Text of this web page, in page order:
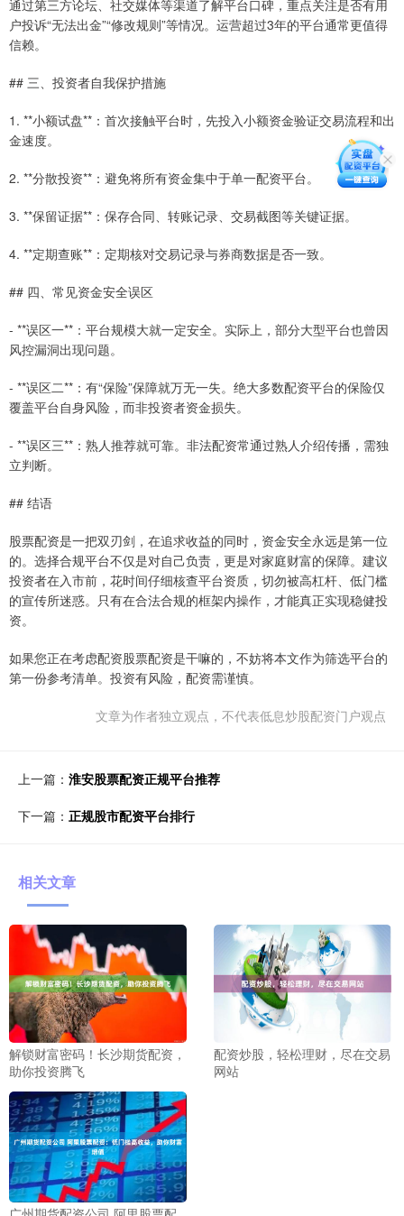
通过第三方论坛、社交媒体等渠道了解平台口碑，重点关注是否有用
户投诉“无法出金”“修改规则”等情况。运营超过3年的平台通常更值得
信赖。
## 三、投资者自我保护措施
1. **小额试盘**：首次接触平台时，先投入小额资金验证交易流程和出
金速度。
2. **分散投资**：避免将所有资金集中于单一配资平台。
3. **保留证据**：保存合同、转账记录、交易截图等关键证据。
4. **定期查账**：定期核对交易记录与券商数据是否一致。
## 四、常见资金安全误区
- **误区一**：平台规模大就一定安全。实际上，部分大型平台也曾因
风控漏洞出现问题。
- **误区二**：有“保险”保障就万无一失。绝大多数配资平台的保险仅
覆盖平台自身风险，而非投资者资金损失。
- **误区三**：熟人推荐就可靠。非法配资常通过熟人介绍传播，需独
立判断。
## 结语
股票配资是一把双刃剑，在追求收益的同时，资金安全永远是第一位
的。选择合规平台不仅是对自己负责，更是对家庭财富的保障。建议
投资者在入市前，花时间仔细核查平台资质，切勿被高杠杆、低门槛
的宣传所迷惑。只有在合法合规的框架内操作，才能真正实现稳健投
资。
如果您正在考虑配资股票配资是干嘛的，不妨将本文作为筛选平台的
第一份参考清单。投资有风险，配资需谨慎。
文章为作者独立观点，不代表低息炒股配资门户观点
上一篇： 淮安股票配资正规平台推荐
下一篇： 正规股市配资平台排行
相关文章
解锁财富密码！长沙期货配资，
助你投资腾飞
配资炒股，轻松理财，尽在交易
网站